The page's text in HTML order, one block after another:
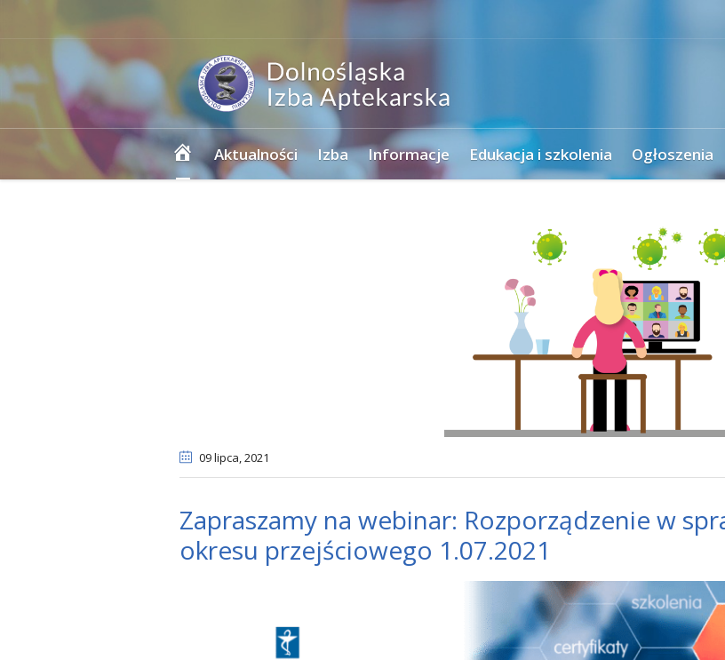
Strona
główna
Aktualności Izba Informacje Edukacja i szkolenia Ogłoszenia
09 lipca, 2021
Zapraszamy na webinar: Rozporządzenie w
okresu przejściowego 1.07.2021